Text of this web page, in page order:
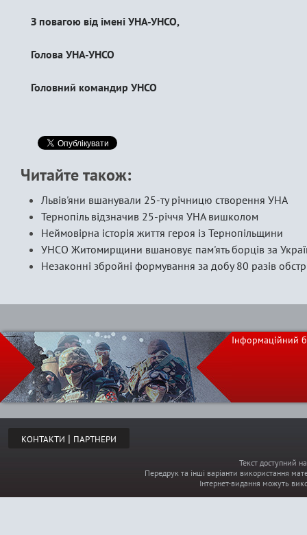
З повагою від імені УНА-УНСО,
Голова УНА-УНСО
Головний командир
Читайте також:
Львів'яни вшанували 25-ту річницю створення УНА
Тернопіль відзначив 25-річчя УНА вишколом
Неймовірна історія життя героя із Тернопільщини
УНСО Житомирщини вшановує пам'ять борців за
Незаконні збройні формування за добу 80 разів
Інформаційний
КОНТАКТИ | ПАРТНЕРИ
Текст доступний
Передрук та інші варіанти використання
Інтернет-видання можуть